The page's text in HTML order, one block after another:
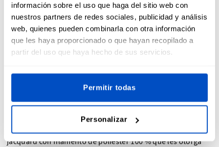
información sobre el uso que haga del sitio web con
nuestros partners de redes sociales, publicidad y análisis
web, quienes pueden combinarla con otra información
que les haya proporcionado o que hayan recopilado a
partir del uso que haya hecho de sus servicios.
Permitir todas
Personalizar
Nuestras etiquetas termoadhesivas para
ropa te encantarán
¿Has terminado de coser y solo te falta el remate final para
tu proyecto? Las etiquetas termoadhesivas para ropa son
proyectos y darles el toque final definitivo. Nuestras
etiquetas termoadhesivas cumplen con los estándares del
sector, son resistentes y están confeccionadas en telares de
jacquard con filamento de poliéster 100 % que les otorga